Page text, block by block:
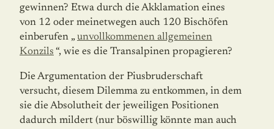
gewinnen? Etwa durch die Akklamation eines
von 12 oder meinetwegen auch 120 Bischöfen
einberufen „unvollkommenen allgemeinen
Konzils “, wie es die Transalpinen propagieren?
Die Argumentation der Piusbruderschaft
versucht, diesem Dilemma zu entkommen, in dem
sie die Absolutheit der jeweiligen Positionen
dadurch mildert (nur böswillig könnte man auch